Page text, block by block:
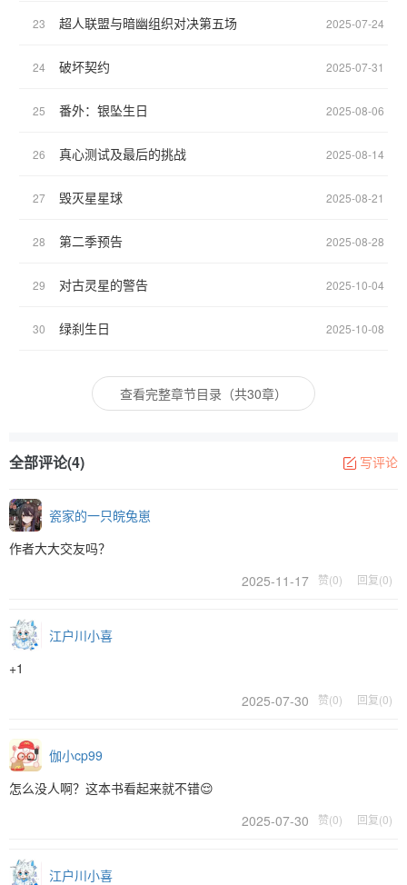
23 超人联盟与暗幽组织对决第五场 2025-07-24
24 破坏契约 2025-07-31
25 番外：银坠生日 2025-08-06
26 真心测试及最后的挑战 2025-08-14
27 毁灭星星球 2025-08-21
28 第二季预告 2025-08-28
29 对古灵星的警告 2025-10-04
30 绿刹生日 2025-10-08
查看完整章节目录（共30章）
全部评论(4) 写评论
瓷家的一只皖兔崽
作者大大交友吗？
2025-11-17
赞(0) 回复(0)
江户川小喜
+1
2025-07-30
赞(0) 回复(0)
伽小cp99
怎么没人啊？这本书看起来就不错😌
2025-07-30
赞(0) 回复(0)
江户川小喜